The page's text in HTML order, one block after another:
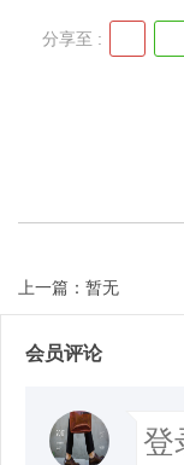
分享至 :
上一篇：暂无
会员评论